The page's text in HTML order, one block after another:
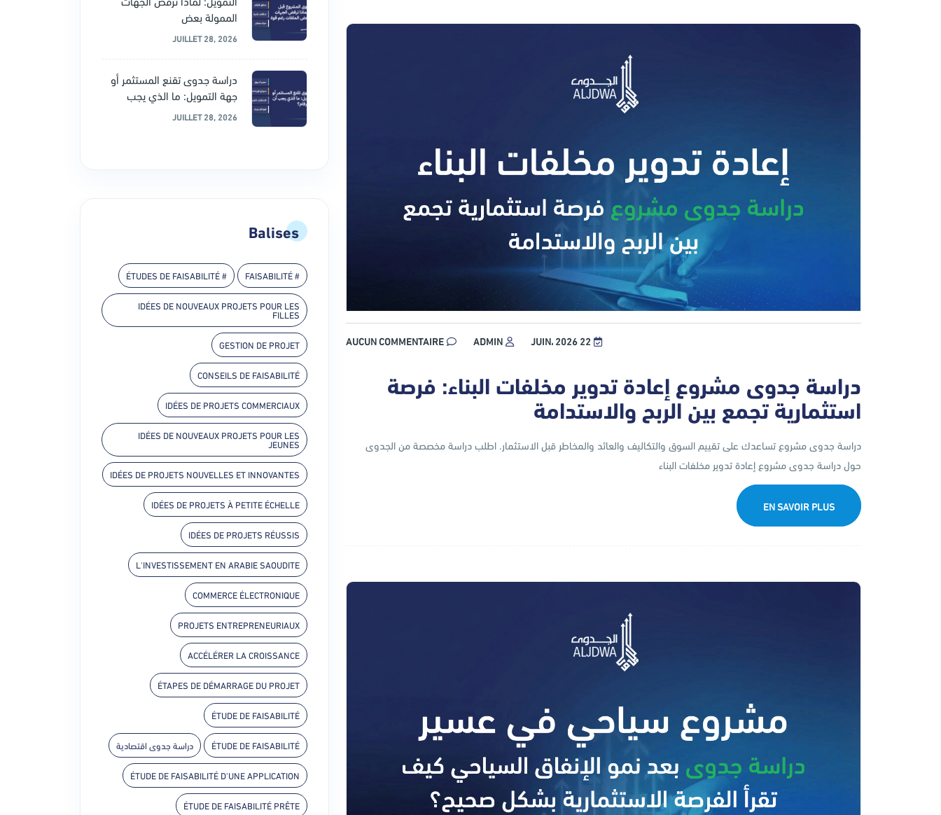
22 JUIN، 2026 ADMIN
AUCUN COMMENTAIRE
دراسة جدوى مشروع إعادة تدوير مخلفات البناء: فرصة
استثمارية تجمع بين الربح والاستدامة
دراسة جدوى مشروع تساعدك على تقييم السوق والتكاليف والعائد والمخاطر قبل الاستثمار. اطلب دراسة مخصصة من الجدوى
حول دراسة جدوى مشروع إعادة تدوير مخلفات البناء
EN SAVOIR PLUS
الممولة بعض
JUILLET 28, 2026
دراسة جدوى تقنع المستثمر أو
جهة التمويل: ما الذي يجب
JUILLET 28, 2026
Balises
# FAISABILITÉ
# ÉTUDES DE FAISABILITÉ
IDÉES DE NOUVEAUX PROJETS POUR LES
FILLES
GESTION DE PROJET
CONSEILS DE FAISABILITÉ
IDÉES DE PROJETS COMMERCIAUX
IDÉES DE NOUVEAUX PROJETS POUR LES
JEUNES
IDÉES DE PROJETS NOUVELLES ET INNOVANTES
IDÉES DE PROJETS À PETITE ÉCHELLE
IDÉES DE PROJETS RÉUSSIS
L'INVESTISSEMENT EN ARABIE SAOUDITE
COMMERCE ÉLECTRONIQUE
PROJETS ENTREPRENEURIAUX
ACCÉLÉRER LA CROISSANCE
ÉTAPES DE DÉMARRAGE DU PROJET
ÉTUDE DE FAISABILITÉ
ÉTUDE DE FAISABILITÉ دراسة جدوى اقتصادية
ÉTUDE DE FAISABILITÉ D'UNE APPLICATION
ÉTUDE DE FAISABILITÉ PRÊTE